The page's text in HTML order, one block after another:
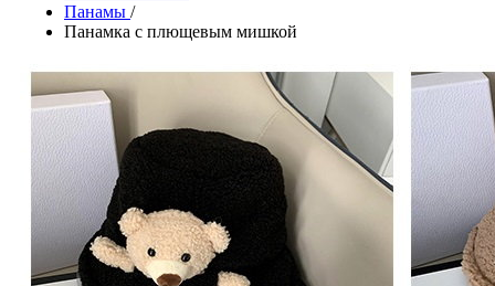
Панамы /
Панамка с плющевым мишкой